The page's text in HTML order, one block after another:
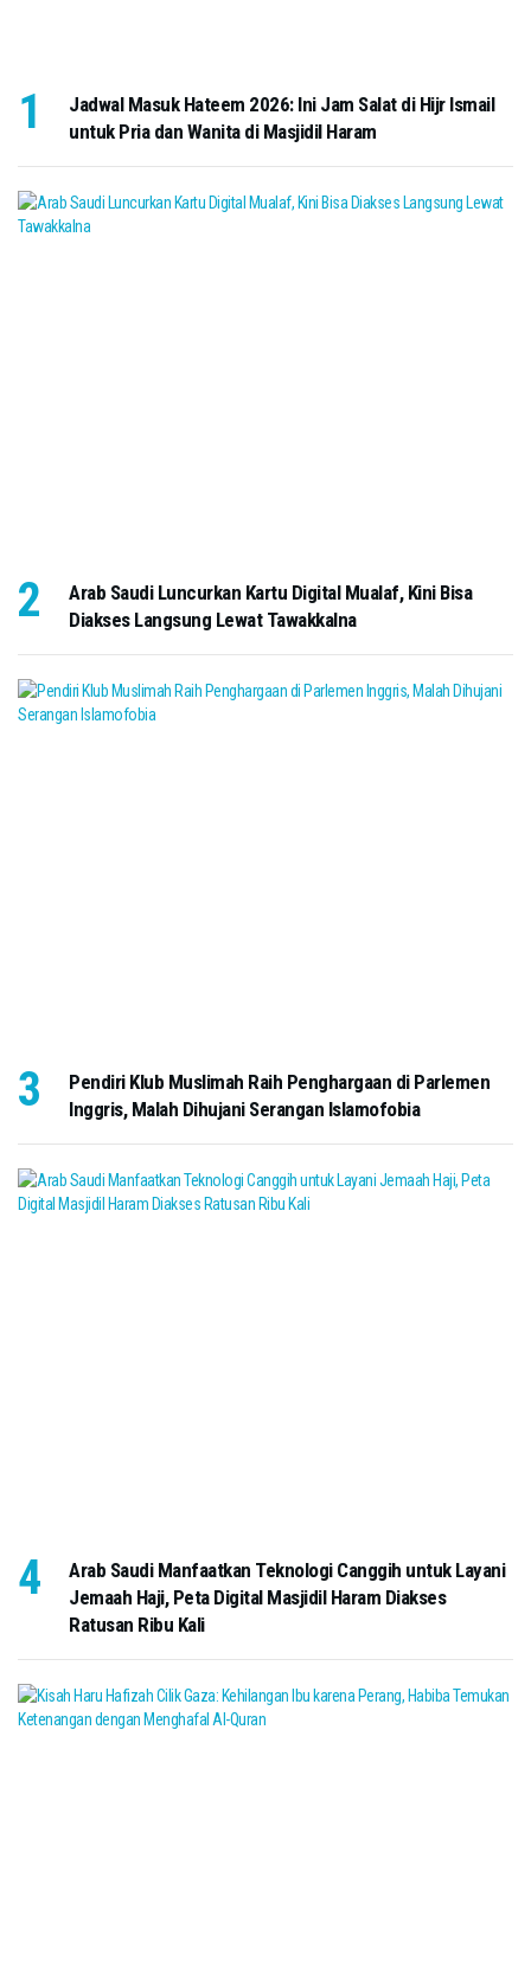
Jadwal Masuk Hateem 2026: Ini Jam Salat di Hijr Ismail
untuk Pria dan Wanita di Masjidil Haram
Arab Saudi Luncurkan Kartu Digital Mualaf, Kini Bisa
Diakses Langsung Lewat Tawakkalna
Pendiri Klub Muslimah Raih Penghargaan di Parlemen
Inggris, Malah Dihujani Serangan Islamofobia
Arab Saudi Manfaatkan Teknologi Canggih untuk Layani
Jemaah Haji, Peta Digital Masjidil Haram Diakses
Ratusan Ribu Kali